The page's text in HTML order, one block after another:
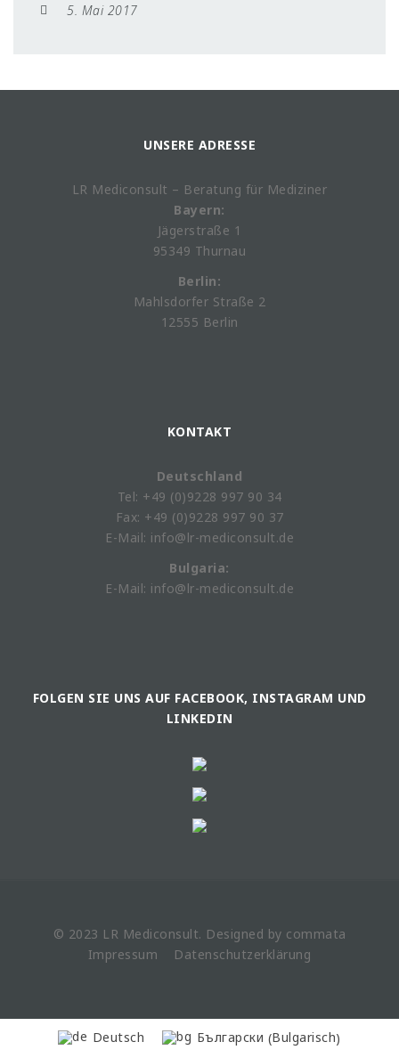
5. Mai 2017
UNSERE ADRESSE
LR Mediconsult – Beratung für Mediziner
Bayern:
Jägerstraße 1
95349 Thurnau
Berlin:
Mahlsdorfer Straße 2
12555 Berlin
KONTAKT
Deutschland
Tel: +49 (0)9228 997 90 34
Fax: +49 (0)9228 997 90 37
E-Mail: info@lr-mediconsult.de
Bulgaria:
E-Mail: info@lr-mediconsult.de
FOLGEN SIE UNS AUF FACEBOOK, INSTAGRAM UND
LINKEDIN
© 2023 LR Mediconsult. Designed by commata
Impressum
Datenschutzerklärung
Deutsch Български (Bulgarisch)